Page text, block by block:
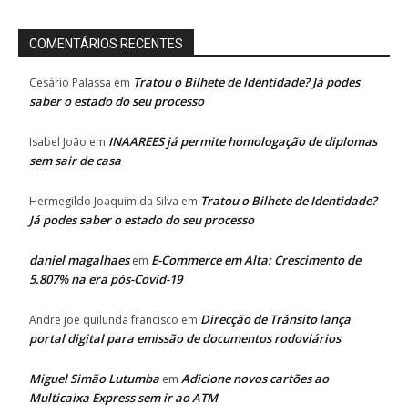
COMENTÁRIOS RECENTES
Cesário Palassa em Tratou o Bilhete de Identidade? Já podes
saber o estado do seu processo
Isabel João em INAAREES já permite homologação de diplomas
sem sair de casa
Hermegildo Joaquim da Silva em Tratou o Bilhete de Identidade?
Já podes saber o estado do seu processo
daniel magalhaesem E-Commerce em Alta: Crescimento de
5.807% na era pós-Covid-19
Andre joe quilunda francisco em Direcção de Trânsito lança
portal digital para emissão de documentos rodoviários
Miguel Simão Lutumba em Adicione novos cartões ao
Multicaixa Express sem ir ao ATM